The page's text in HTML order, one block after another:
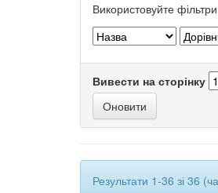
Використовуйте
Вивести на сторінку
Результати 1-36 зі 36